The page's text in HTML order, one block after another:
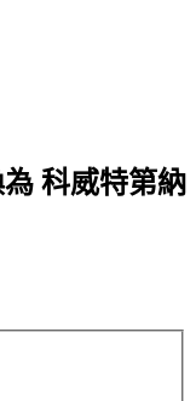
科威特第納